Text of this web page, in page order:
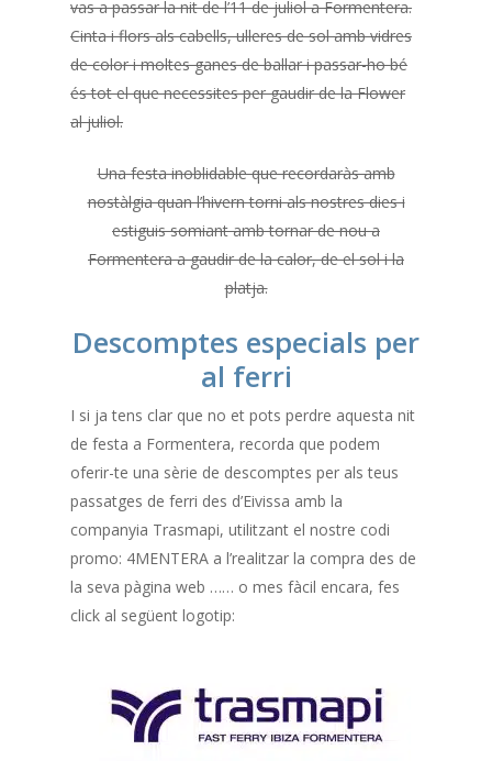
vas a passar la nit de l’11 de juliol a Formentera.
Cinta i flors als cabells, ulleres de sol amb vidres
de color i moltes ganes de ballar i passar-ho bé
és tot el que necessites per gaudir de la Flower
al juliol.
Una festa inoblidable que recordaràs amb
nostàlgia quan l’hivern torni als nostres dies i
estiguis somiant amb tornar de nou a
Formentera a gaudir de la calor, de el sol i la
platja.
Descomptes especials per
al ferri
I si ja tens clar que no et pots perdre aquesta nit
de festa a Formentera, recorda que podem
oferir-te una sèrie de descomptes per als teus
passatges de ferri des d’Eivissa amb la
companyia Trasmapi, utilitzant el nostre codi
promo: 4MENTERA a l’realitzar la compra des de
la seva pàgina web …… o mes fàcil encara, fes
click al següent logotip: